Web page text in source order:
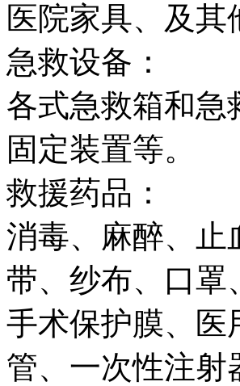
医院家具、及
急救设备：
各式急救箱和急
固定装置等。
救援药品：
消毒、麻醉、止
带、纱布、口罩
手术保护膜、医
管、一次性注射